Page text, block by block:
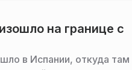
на границе с
в Испании, откуда там